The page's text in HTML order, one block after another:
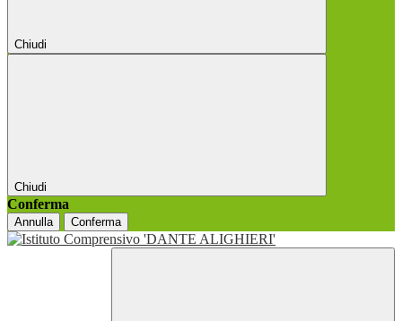
Chiudi
Chiudi
Conferma
Annulla Conferma